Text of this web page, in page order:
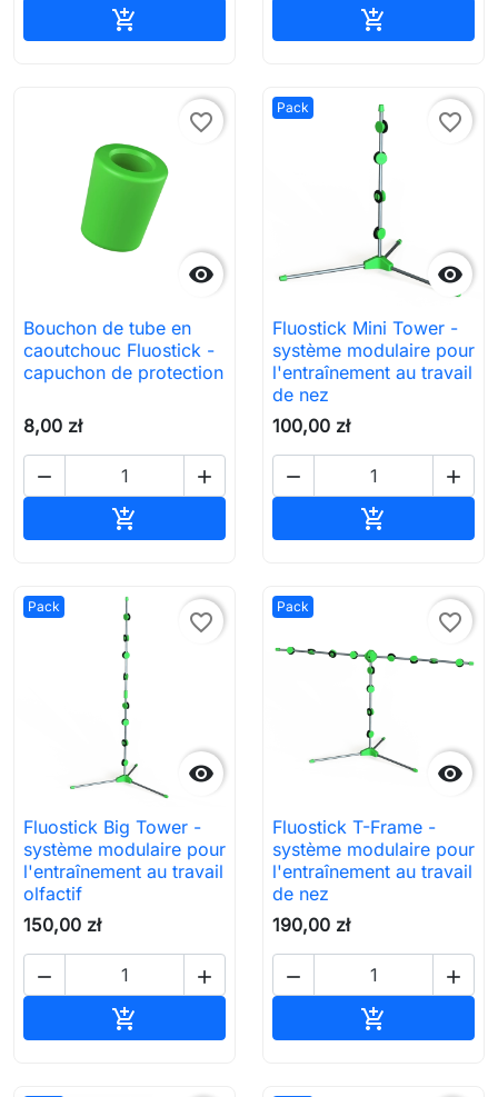
 

favorite_border
Bouchon de tube en
caoutchouc Fluostick -
capuchon de protection
8,00 zł
 

Pack

favorite_border
Fluostick Mini Tower -
système modulaire pour
l'entraînement au travail
de nez
100,00 zł
 

Pack

favorite_border
Fluostick Big Tower -
système modulaire pour
l'entraînement au travail
olfactif
150,00 zł
 

Pack

favorite_border
Fluostick T-Frame -
système modulaire pour
l'entraînement au travail
de nez
190,00 zł
 
